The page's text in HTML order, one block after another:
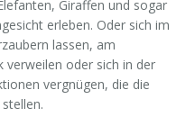
Giraffen und sogar
erleben. Oder sich im
lassen, am
verweilen oder sich in der
vergnügen, die die